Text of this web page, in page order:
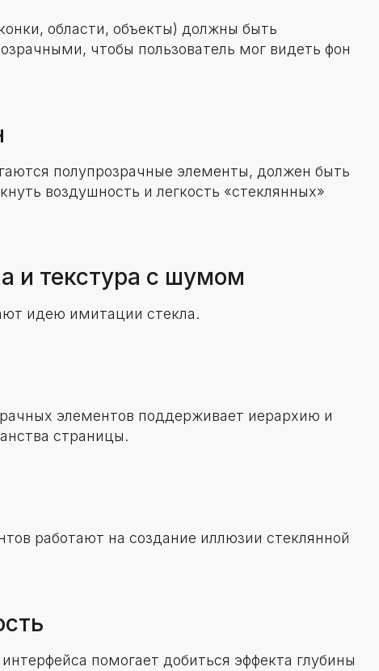
области, объекты) должны быть
чтобы пользователь мог видеть фон
полупрозрачные элементы, должен быть
воздушность и легкость «стеклянных»
и текстура с шумом
идею имитации стекла.
элементов поддерживает иерархию и
страницы.
работают на создание иллюзии стеклянной
помогает добиться эффекта глубины